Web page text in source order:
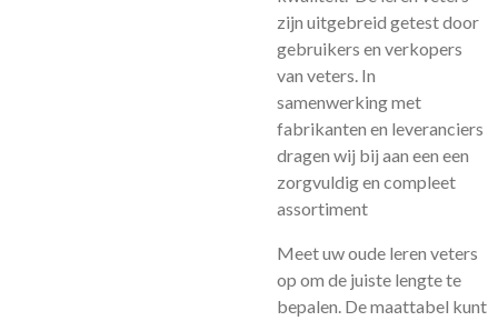
zijn uitgebreid getest door
gebruikers en verkopers
van veters. In
samenwerking met
fabrikanten en leveranciers
dragen wij bij aan een een
zorgvuldig en compleet
assortiment
Meet uw oude leren veters
op om de juiste lengte te
bepalen. De maattabel kunt